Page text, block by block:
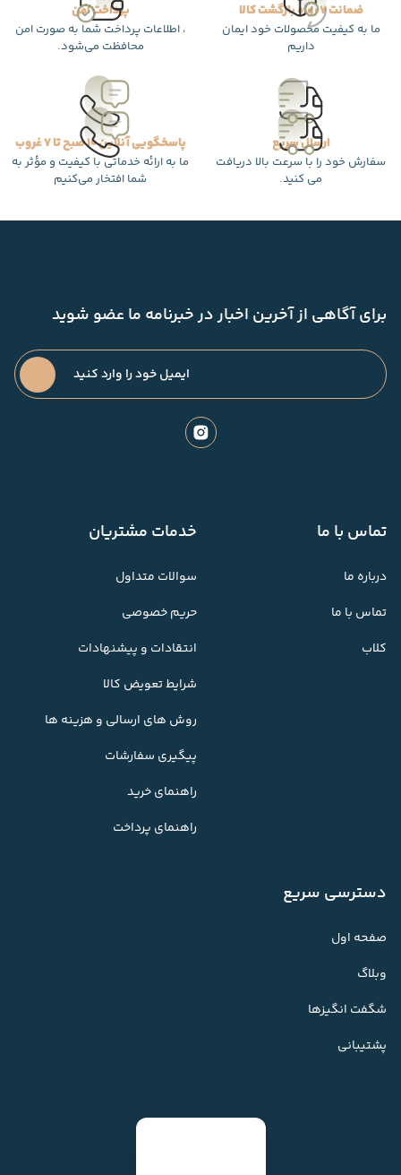
ضمانت 7 روزه بازگشت کالا
ما به کیفیت محصولات خود ایمان
داریم
پرداخت امن
، اطلاعات پرداخت شما به صورت امن
محافظت می‌شود.
ارسال سریع
سفارش خود را با سرعت بالا دریافت
می کنید.
پاسخگویی آنلاین 10 صبح تا 7 غروب
ما به ارائه خدماتی با کیفیت و مؤثر به
شما افتخار می‌کنیم
برای آگاهی از آخرین اخبار در خبرنامه ما عضو شوید
تماس با ما
درباره ما
تماس با ما
کلاب
خدمات مشتریان
سوالات متداول
حریم خصوصی
انتقادات و پیشنهادات
شرایط تعویض کالا
روش های ارسالی و هزینه ها
پیگیری سفارشات
راهنمای خرید
راهنمای پرداخت
دسترسی سریع
صفحه اول
وبلاگ
شگفت انگیزها
پشتیبانی